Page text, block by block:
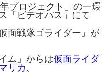
プロジェクト」の一環
「ビデオパス」にて
面戦隊ゴライダー」が
ム」からは仮面ライダ
リカ 、